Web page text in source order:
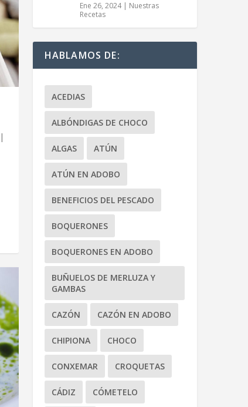
Ene 26, 2024| Nuestras
Recetas
HABLAMOS DE:
ACEDIAS
ALBÓNDIGAS DE CHOCO
ALGAS ATÚN
ATÚN EN ADOBO
BENEFICIOS DEL PESCADO
BOQUERONES
BOQUERONES EN ADOBO
BUÑUELOS DE MERLUZA Y
GAMBAS
CAZÓN CAZÓN EN ADOBO
CHIPIONA CHOCO
CONXEMAR CROQUETAS
CÁDIZ CÓMETELO